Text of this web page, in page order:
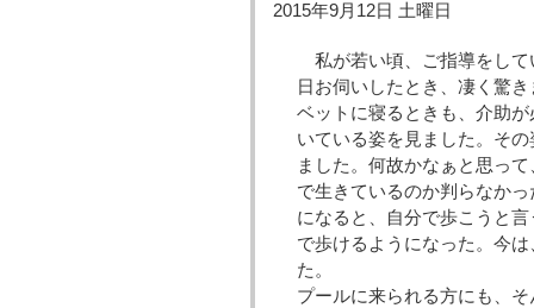
2015年9月12日 土曜日
私が若い頃、ご指導をし
日お伺いしたとき、凄く驚
ベットに寝るときも、介助
いている姿を見ました。そ
ました。何故かなぁと思っ
で生きているのか判らなか
になると、自分で歩こうと
で歩けるようになった。今
た。
プールに来られる方にも、